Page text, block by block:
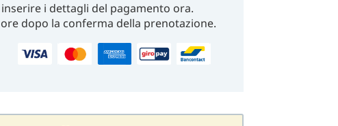
i dettagli del pagamento ora.
dopo la conferma della prenotazione.